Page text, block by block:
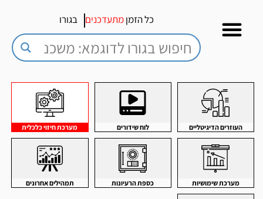
כל הזמןמתעדכנים בגורו
העוזרים הדיגיטליים לוח שידורים מערכת חיזוי כלכלית
מערכת שימושיות כספת הרעיונות תמהילים אחרונים